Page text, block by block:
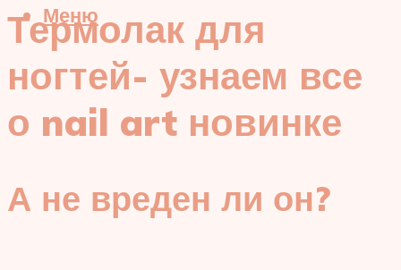
Меню
Термолак для
ногтей- узнаем все
о nail art новинке
А не вреден ли он?